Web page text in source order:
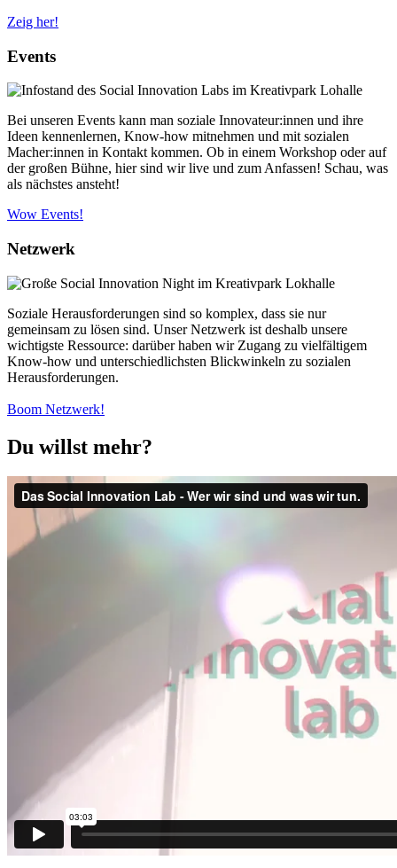
Zeig her!
Events
Bei unseren Events kann man soziale Innovateur:innen und ihre
Ideen kennenlernen, Know-how mitnehmen und mit sozialen
Macher:innen in Kontakt kommen. Ob in einem Workshop oder auf
der großen Bühne, hier sind wir live und zum Anfassen! Schau, was
als nächstes ansteht!
Wow Events!
Netzwerk
Soziale Herausforderungen sind so komplex, dass sie nur
gemeinsam zu lösen sind. Unser Netzwerk ist deshalb unsere
wichtigste Ressource: darüber haben wir Zugang zu vielfältigem
Know-how und unterschiedlichsten Blickwinkeln zu sozialen
Herausforderungen.
Boom Netzwerk!
Du willst mehr?